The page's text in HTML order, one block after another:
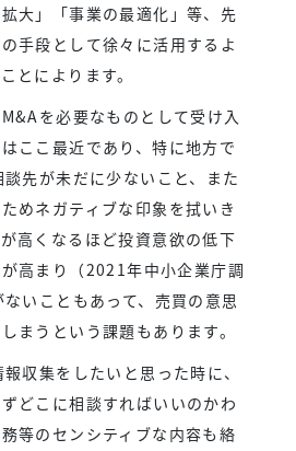
大」「事業の最適化」等、先
手段として徐々に活用するよ
とによります。
を必要なものとして受け入
ここ最近であり、特に地方で
先が未だに少ないこと、また
めネガティブな印象を拭いき
高くなるほど投資意欲の低下
高まり（2021年中小企業庁調
いこともあって、売買の意思
まうという課題もあります。
収集をしたいと思った時に、
どこに相談すればいいのかわ
等のセンシティブな内容も絡